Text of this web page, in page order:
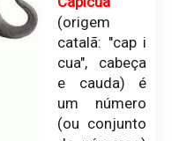
(origem
catalã: "cap i
cua", cabeça
e cauda) é
um número
(ou conjunto